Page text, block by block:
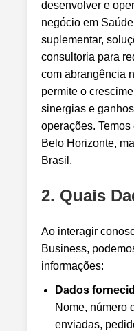
desenvolver e
negócio em
suplementar,
consultoria para
com abrangência
permite o
sinergias e
operações.
Belo Horizonte,
Brasil.
2. Quais
Ao interagir
Business,
informações:
Dados
Nome, número
enviadas,